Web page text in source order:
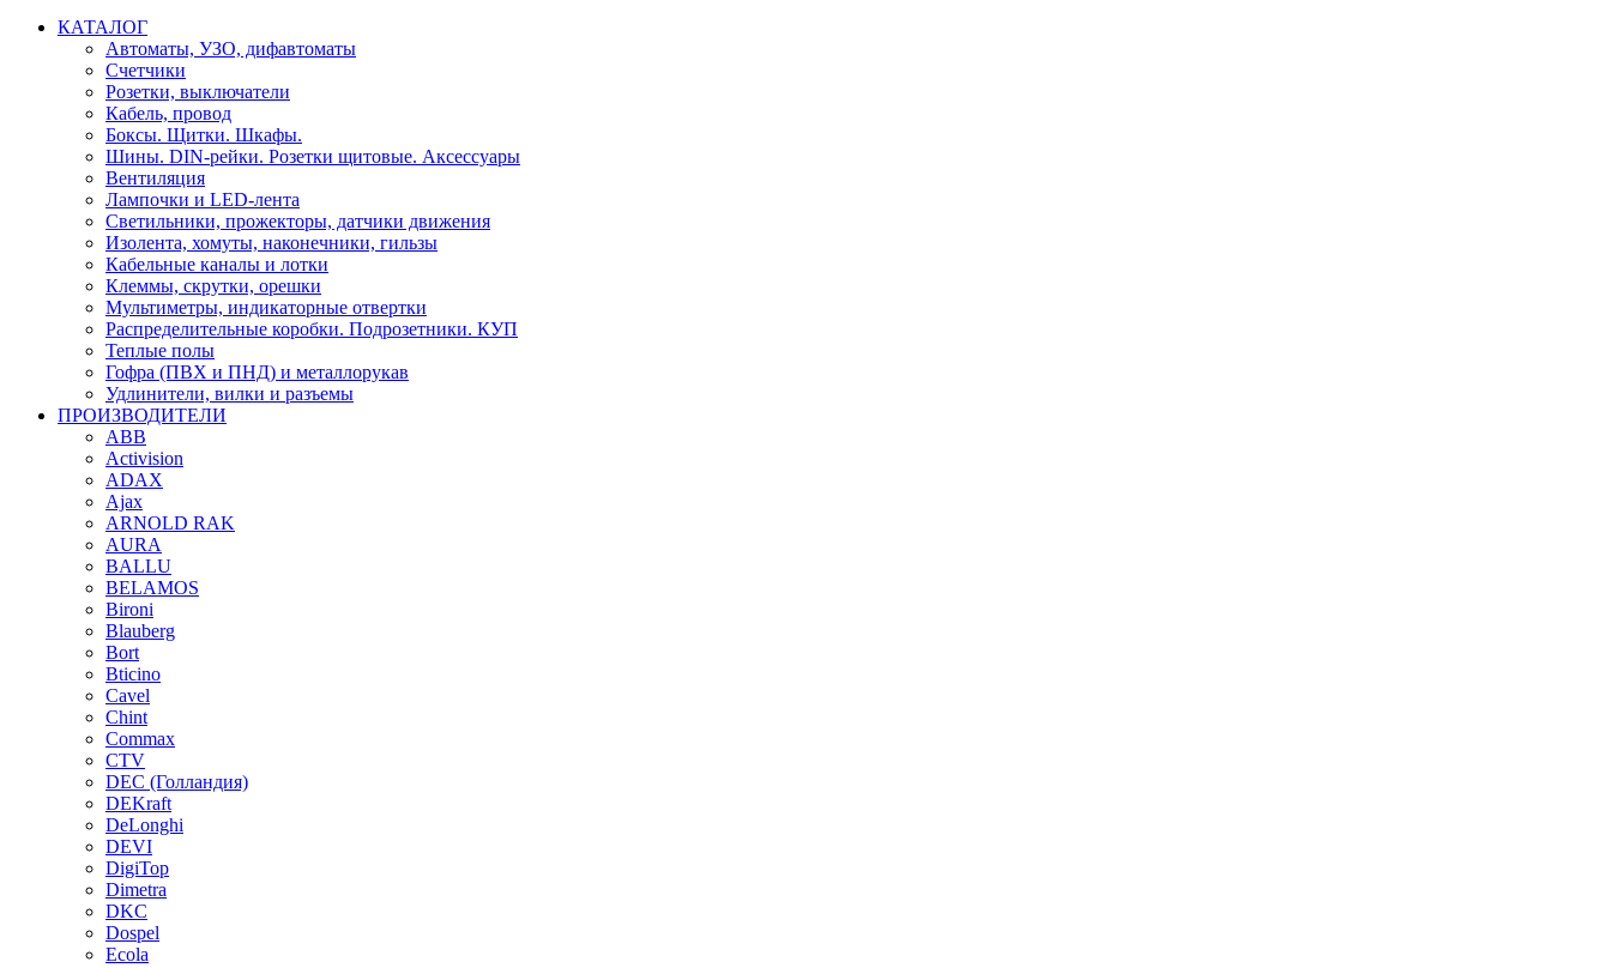
КАТАЛОГ
Автоматы, УЗО, дифавтоматы
Счетчики
Розетки, выключатели
Кабель, провод
Боксы. Щитки. Шкафы.
Шины. DIN-рейки. Розетки щитовые. Аксессуары
Вентиляция
Лампочки и LED-лента
Светильники, прожекторы, датчики движения
Изолента, хомуты, наконечники, гильзы
Кабельные каналы и лотки
Клеммы, скрутки, орешки
Мультиметры, индикаторные отвертки
Распределительные коробки. Подрозетники. КУП
Теплые полы
Гофра (ПВХ и ПНД) и металлорукав
Удлинители, вилки и разъемы
ПРОИЗВОДИТЕЛИ
ABB
Activision
ADAX
Ajax
ARNOLD RAK
AURA
BALLU
BELAMOS
Bironi
Blauberg
Bort
Bticino
Cavel
Chint
Commax
CTV
DEC (Голландия)
DEKraft
DeLonghi
DEVI
DigiTop
Dimetra
DKC
Dospel
Ecola